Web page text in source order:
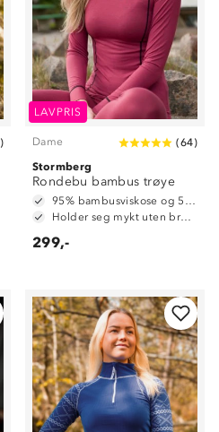
)
LAVPRIS
Dame (64)
Stormberg
Rondebu bambus trøye
95% bambusviskose og 5% spandex
Holder seg mykt uten bruk av tøymykner
299,-